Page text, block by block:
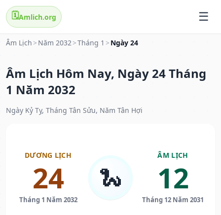
🗓️Amlich.org
Âm Lịch > Năm 2032>Tháng 1 > Ngày 24
Âm Lịch Hôm Nay, Ngày 24 Tháng
1 Năm 2032
Ngày Kỷ Tỵ, Tháng Tân Sửu, Năm Tân Hợi
DƯƠNG LỊCH
24
Tháng 1 Năm 2032
🐍
ÂM LỊCH
12
Tháng 12 Năm 2031